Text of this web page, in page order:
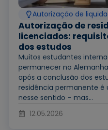
Autorização de
Autorização de
licenciados:
dos estudos
Muitos estudantes
permanecer na
após a conclusão dos
residência permanente
nesse sentido – mas...
12.05.2026